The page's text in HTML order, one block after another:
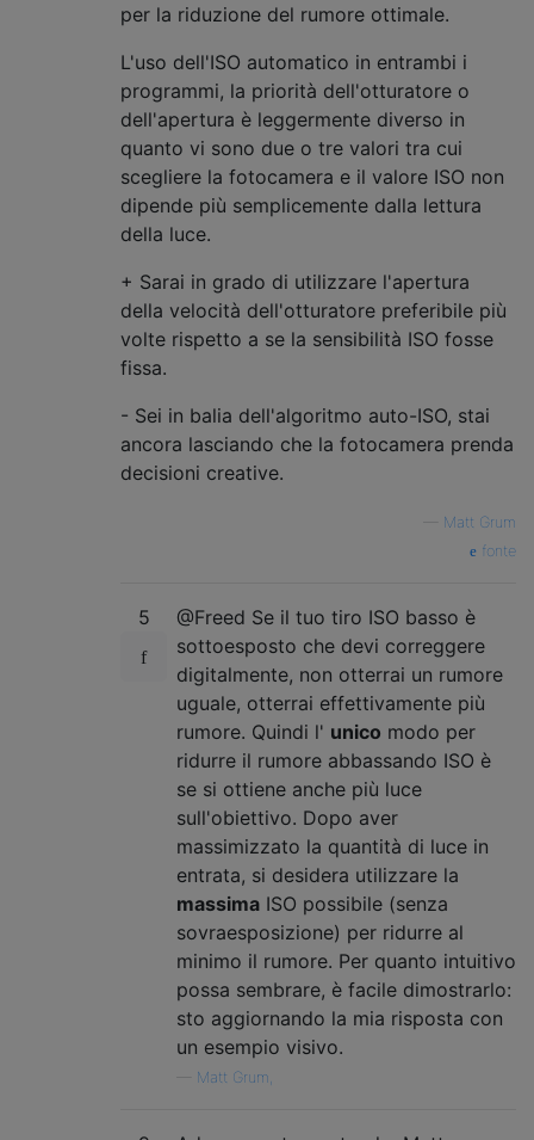
per la riduzione del rumore ottimale.
L'uso dell'ISO automatico in entrambi i
programmi, la priorità dell'otturatore o
dell'apertura è leggermente diverso in
quanto vi sono due o tre valori tra cui
scegliere la fotocamera e il valore ISO non
dipende più semplicemente dalla lettura
della luce.
+ Sarai in grado di utilizzare l'apertura
della velocità dell'otturatore preferibile più
volte rispetto a se la sensibilità ISO fosse
fissa.
- Sei in balia dell'algoritmo auto-ISO, stai
ancora lasciando che la fotocamera prenda
decisioni creative.
Matt Grum
fonte
5
@Freed Se il tuo tiro ISO basso è
sottoesposto che devi correggere
digitalmente, non otterrai un rumore
uguale, otterrai effettivamente più
rumore. Quindi l' unico modo per
ridurre il rumore abbassando ISO è
se si ottiene anche più luce
sull'obiettivo. Dopo aver
massimizzato la quantità di luce in
entrata, si desidera utilizzare la
massima ISO possibile (senza
sovraesposizione) per ridurre al
minimo il rumore. Per quanto intuitivo
possa sembrare, è facile dimostrarlo:
sto aggiornando la mia risposta con
un esempio visivo.
Matt Grum,